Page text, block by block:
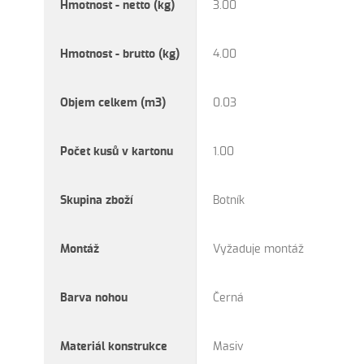
Hmotnost - netto (kg) 3.00
Hmotnost - brutto (kg) 4.00
Objem celkem (m3) 0.03
Počet kusů v kartonu 1.00
Skupina zboží Botník
Montáž Vyžaduje montáž
Barva nohou Černá
Materiál konstrukce Masiv